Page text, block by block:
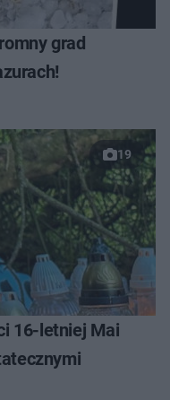
grad
19
16-letniej Mai